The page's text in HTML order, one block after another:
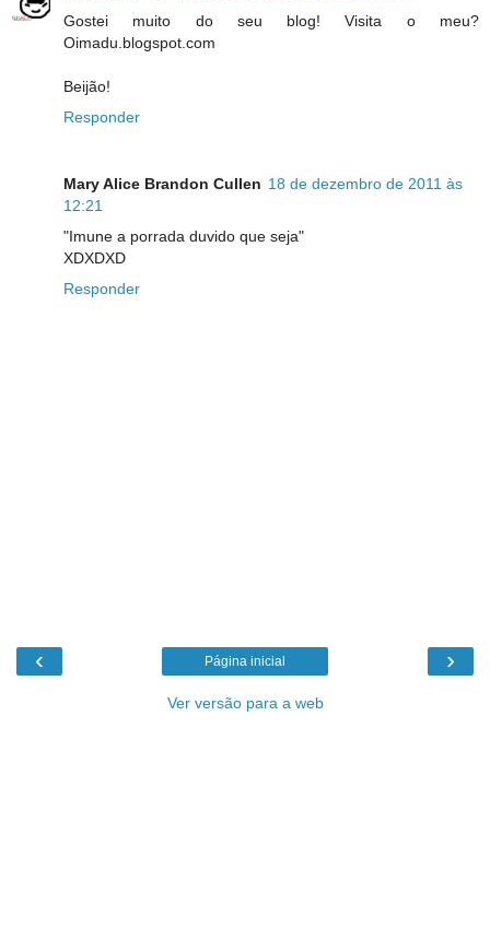
Gostei muito do seu blog! Visita o meu?
Oimadu.blogspot.com
Beijão!
Responder
Mary Alice Brandon Cullen 18 de dezembro de 2011 às
12:21
"Imune a porrada duvido que seja"
XDXDXD
Responder
‹ ›
Página inicial
Ver versão para a web